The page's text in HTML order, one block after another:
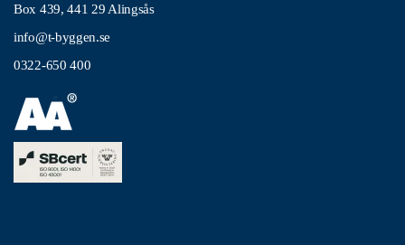
Box 439, 441 29 Alingsås
info@t-byggen.se
0322-650 400